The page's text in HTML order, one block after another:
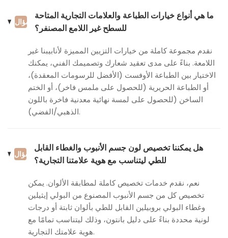
سؤال
ما هي أنواع خيارات الطباعة والعلامات التجارية المتاحة
للسطح غير اللامع المصنفر؟
نقدم مجموعة كاملة من خيارات التزيين المميزة لأنابيبنا غير
اللامعة. بناءً على مدى تعقيد شعارك وتصميمك الفني، يمكنك
الاختيار بين الطباعة الأوفست (الأفضل للرسومات المعقدة)،
أو الطباعة الحريرية (للحصول على ملمس فاخر)، أو الختم
الساخن (للحصول على لمسة نهائية معدنية فاخرة باللون
الذهبي/الفضي).
سؤال
هل يمكننا تخصيص لون جسم الأنبوب والغطاء القابل
للطي ليتناسب مع هوية علامتنا التجارية؟
نعم، نقدم خدمات تخصيص كاملة لمطابقة الألوان. يمكن
تخصيص كل من جسم الأنبوب المصنوع من البولي إيثيلين
وغطاء البولي بروبيلين القابل للطي بألوان ثابتة أو درجات
لونية محددة بناءً على دليل بانتون، وذلك ليتناسب تمامًا مع
هوية علامتك التجارية.